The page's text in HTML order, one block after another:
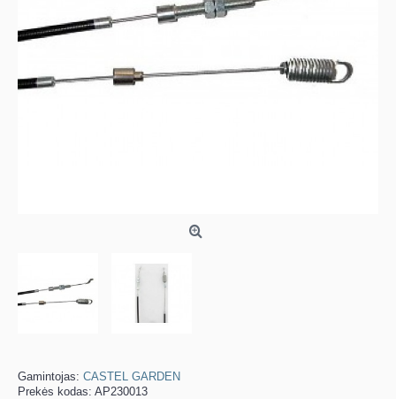
Gamintojas: CASTEL GARDEN
Prekės kodas: AP230013